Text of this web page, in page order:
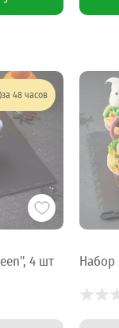
4 шт
за 48 часов
Набор